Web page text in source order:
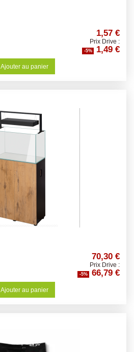
1,57 €
Prix Drive :
-5% 1,49 €
Ajouter au panier
70,30 €
Prix Drive :
-5% 66,79 €
Ajouter au panier